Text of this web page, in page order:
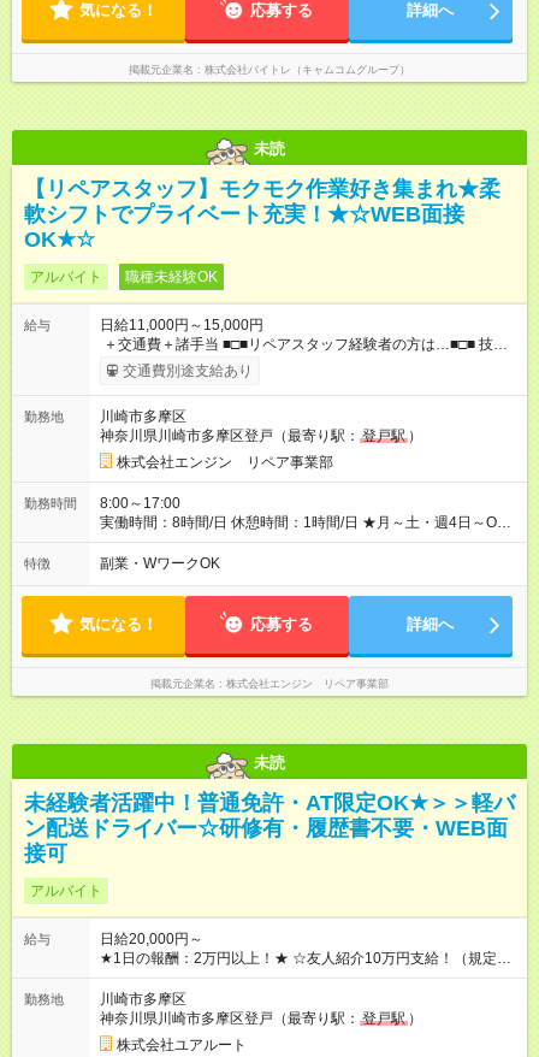
気になる！ 応募する 詳細へ
掲載元企業名 株式会社バイトレ（キャムコムグループ）
未読
【リペアスタッフ】モクモク作業好き集まれ★柔
軟シフトでプライベート充実！★☆WEB面接
OK★☆
アルバイト 職種未経験OK
給与
日給11,000円～15,000円
＋交通費＋諸手当 ■□■リペアスタッフ経験者の方は…■□■ 技術
チェック後に日給を決定します！ ・現場数に応じて『日給が1.2
倍』！ ・その他手当により『1.5倍』になることも…！ ・その他
交通費規定支給 ◆残業手当あり ◆子供手当あり ◆宿泊手当あり
(2，000円/1日) ※宿泊を伴う現場の場合 ◆先輩スタッフの給与例
﹋﹋﹋﹋﹋﹋﹋﹋﹋﹋﹋ ・週5日勤務Aさん ＞＞日給11，000円
×20勤務 ＞＞月収22万円＋諸手当 【試用期間】試用期間あり 試
用期間の長さ：6ヶ月 ※ 雇用形態と給与に、本採用時と異なる部
分があります。 雇用形態：本採用時と同じです。 給与：日
円 121勤務目から日給1万1，000円～ となります。
::::: ::::: ::::: ::::: ::::: ::::::
交通費別途支給あり
勤務地
川崎市多摩区
神奈川県川崎市多摩区登戸（最寄り駅： 登戸駅 ）
株式会社エンジン リペア事業部
勤務時間
8:00～17:00
実働時間：8時間/日 休憩時間：1時間/日 ★月～土・週4日～OK
★週5日入れる方大歓迎！※日時相談OK ★時期により連休取得も
可能！ ＼毎月希望シフト提出で働きやすい！／ 毎月20日までに
OK
特徴 副業・WワークOK
気になる！ 応募する 詳細へ
掲載元企業名 株式会社エンジン リペア事業部
未読
未経験者活躍中！普通免許・AT限定OK★＞＞軽バ
ン配送ドライバー☆研修有・履歴書不要・WEB面
接可
アルバイト
給与
日給20,000円～
★1日の報酬：2万円以上！★ ☆友人紹介10万円支給！（規定あ
り） ☆前払い・週払いOK！ 【月報酬（例）】 宅配便×125個を
配送した場合 日給2万2500円×月24日稼働 ⇒月収54万円 【年間
報酬（例）】 想定年収：648万円以上 【試用期間】試用期間な
し
勤務地
川崎市多摩区
神奈川県川崎市多摩区登戸（最寄り駅： 登戸駅 ）
株式会社ユアルート